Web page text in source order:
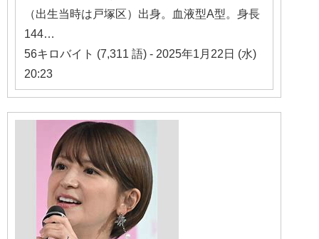
（出生当時は戸塚区）出身。血液型A型。身長
144…
56キロバイト (7,311 語) - 2025年1月22日 (水)
20:23